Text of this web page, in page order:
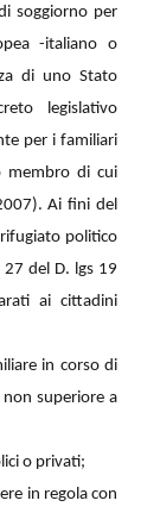
soggiorno per
-italiano o
di uno Stato
legislativo
per i familiari
membro di cui
Ai fini del
politico
del D. lgs 19
ai cittadini
in corso di
superiore a
o privati;
in regola con